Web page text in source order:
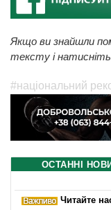
Якщо ви знайшли
тексту і
#національний
ОСТАННІ
Читайте